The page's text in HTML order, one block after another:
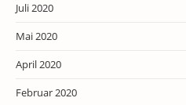
Juli 2020
Mai 2020
April 2020
Februar 2020